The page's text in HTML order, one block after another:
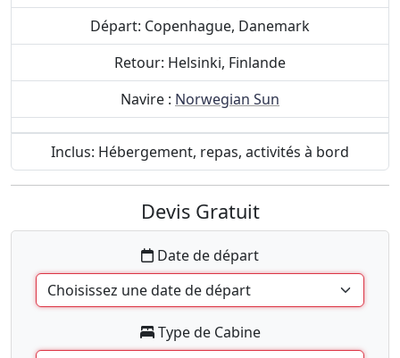
Départ: Copenhague, Danemark
Retour: Helsinki, Finlande
Navire : Norwegian Sun
Inclus: Hébergement, repas, activités à bord
Devis Gratuit
Date de départ
Type de Cabine